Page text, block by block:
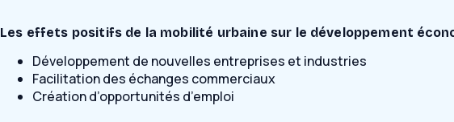
Les effets positifs de la mobilité urbaine sur le développement
Développement de nouvelles entreprises et industries
Facilitation des échanges commerciaux
Création d’opportunités d’emploi